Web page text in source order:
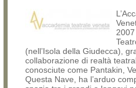
(nell’Isola della Giudecca),
collaborazione di realtà
conosciute come Pantakin,
Questa Nave, ha l’arduo